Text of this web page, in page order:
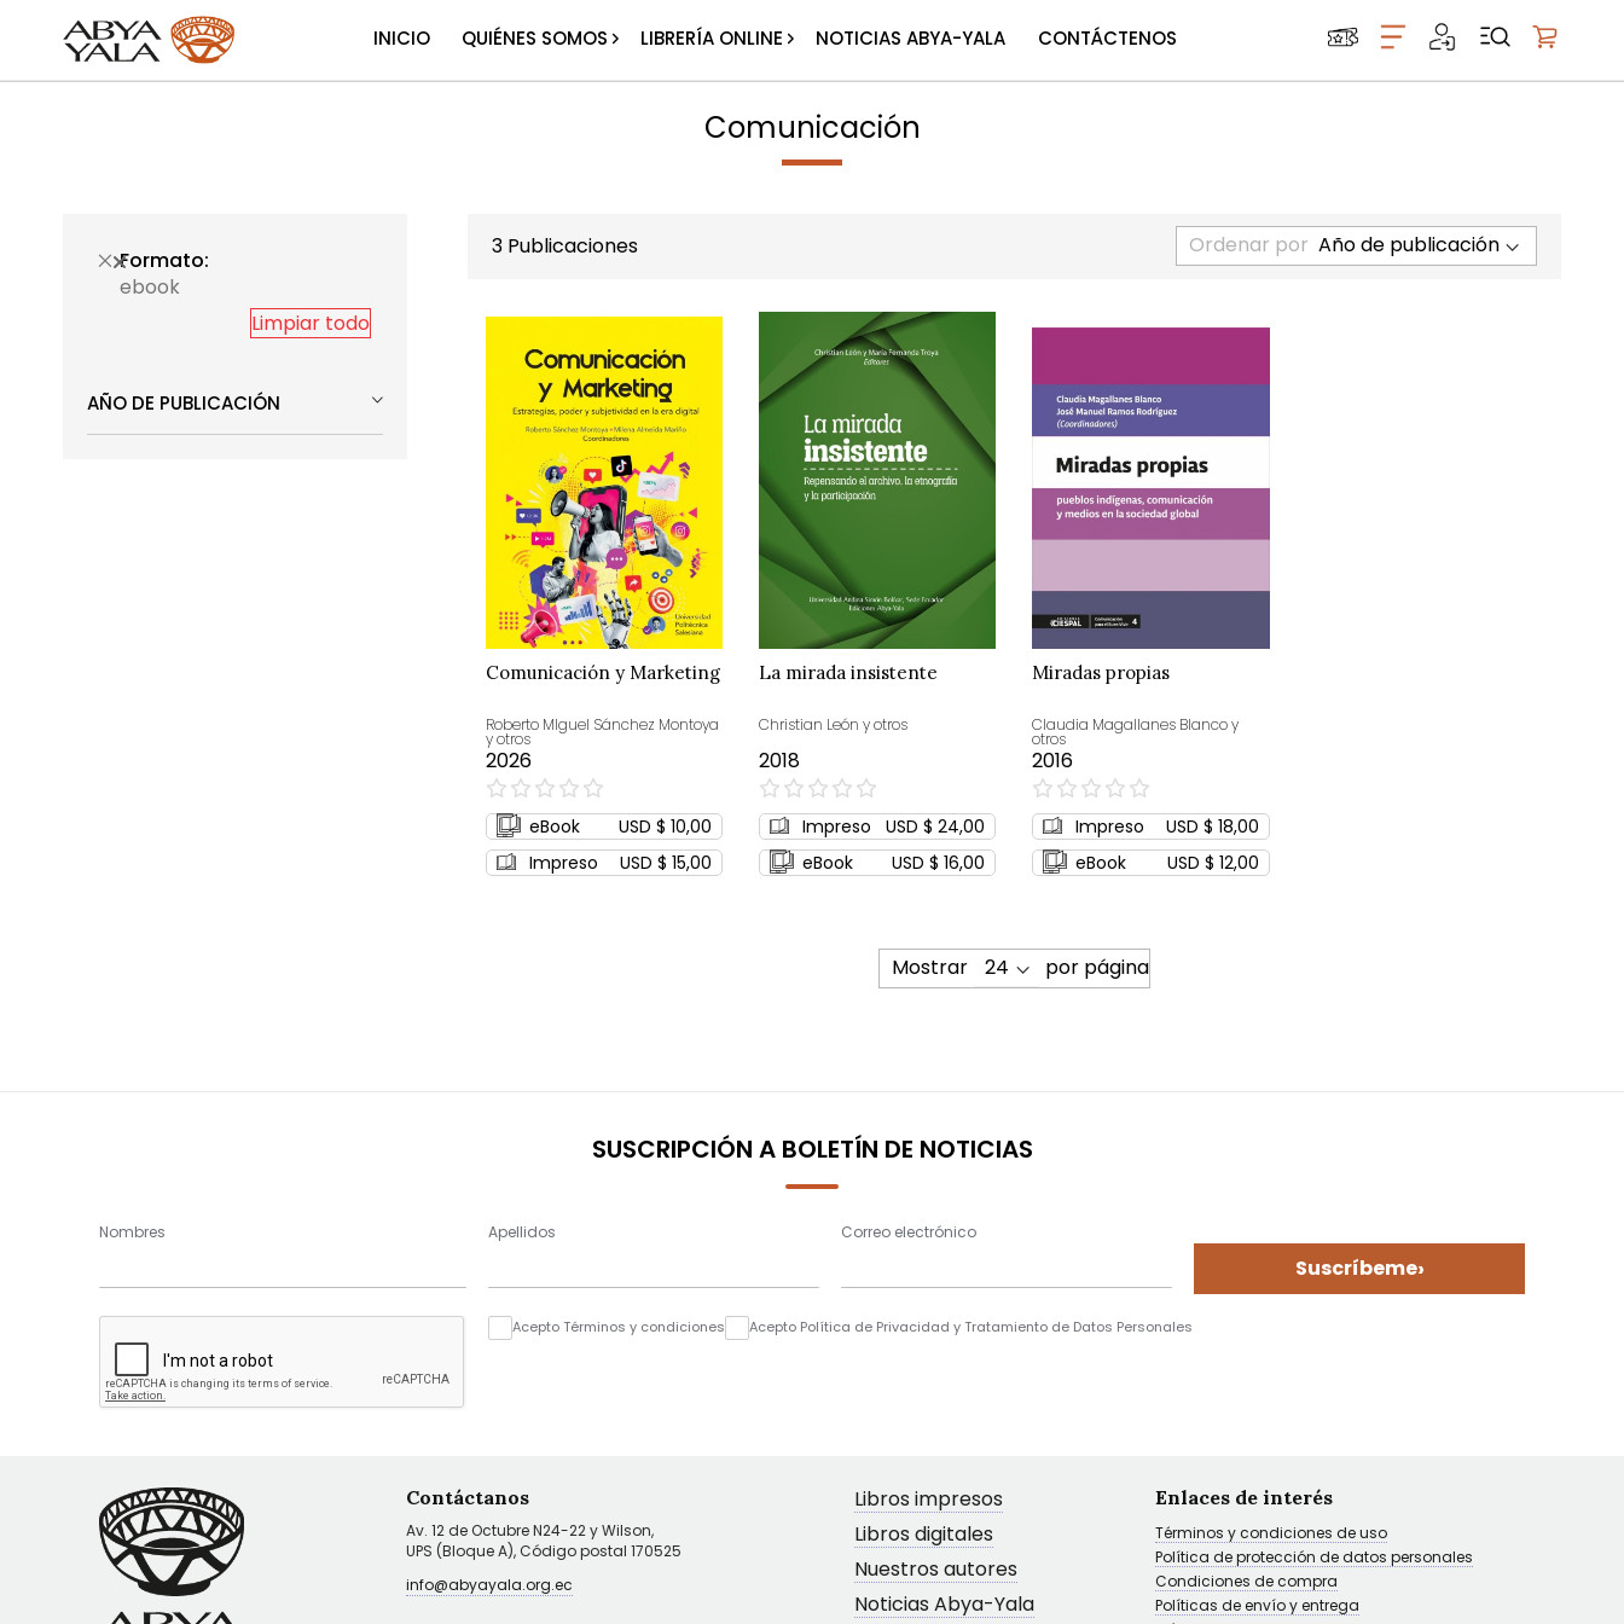
INICIO QUIÉNES SOMOS LIBRERÍA ONLINE NOTICIAS ABYA-YALA CONTÁCTENOS
Comunicación
3Publicaciones Ordenar por
Comunicación y Marketing
Roberto MIguel Sánchez Montoya
y otros
2026
0%
eBook
USD $ 10,00
Impreso
USD $ 15,00
La mirada insistente
Christian León y otros
2018
0%
Impreso
USD $ 24,00
eBook
USD $ 16,00
Miradas propias
Claudia Magallanes Blanco y
otros
2016
0%
Impreso
USD $ 18,00
eBook
USD $ 12,00
Mostrar por página
Formato
ebook
Limpiar todo
AÑO DE PUBLICACIÓN
SUSCRIPCIÓN A BOLETÍN DE NOTICIAS
Nombres Apellidos Correo electrónico
Suscríbeme›
Acepto Términos y condiciones Acepto Política de Privacidad y Tratamiento de Datos Personales
Contáctanos
Av. 12 de Octubre N24-22 y Wilson,
UPS (Bloque A), Código postal 170525
info@abyayala.org.ec
Libros impresos
Libros digitales
Nuestros autores
Noticias Abya-Yala
Enlaces de interés
Términos y condiciones de uso
Política de protección de datos personales
Condiciones de compra
Políticas de envío y entrega